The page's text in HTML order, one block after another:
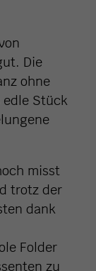
Die
ohne
Stück
misst
trotz der
dank
Folder
zu